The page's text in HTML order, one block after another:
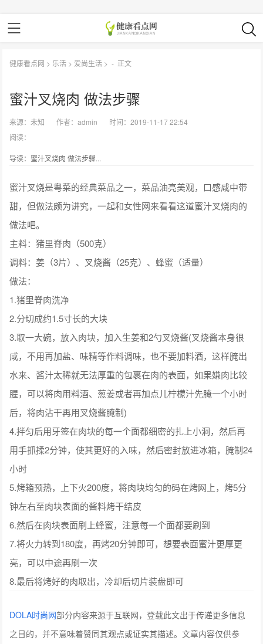
健康看点网 > 乐活 > 爱尚生活 > - 正文
蜜汁叉烧肉 做法步骤
来源：未知 作者：admin
时间：2019-11-17 22:54
阅读：
导读：蜜汁叉烧肉 做法步骤...
蜜汁叉烧是粤菜的经典菜品之一，菜品油亮美观，口感咸中带
甜，但做法颇为讲究，一起和女性网来看看这道蜜汁叉烧肉的
做法吧。
主料：猪里脊肉（500克）
调料：姜（3片）、叉烧酱（25克）、蜂蜜（适量）
做法：
1.猪里脊肉洗净
2.分切成约1.5寸长的大块
3.取一大碗，放入肉块，加入生姜和2勺叉烧酱(叉烧酱本身很
咸，不用再加盐、味精等作料调味，也不要加料酒，这样腌出
水来、酱汁太稀就无法厚重的包裹在肉的表面，如果嫌肉比较
腥，可以将肉用料酒、葱姜或者再加点儿柠檬汁先腌一个小时
后，将肉沾干再用叉烧酱腌制)
4.拌匀后用牙签在肉块的每一个面都细密的扎上小洞，然后再
用手抓揉2分钟，使其更好的入味，然后密封放进冰箱，腌制24
小时
5.烤箱预热，上下火200度，将肉块均匀的码在烤网上，烤5分
钟左右至肉块表面的酱料烤干结皮
6.然后在肉块表面刷上蜂蜜，注意每一个面都要刷到
7.将火力转到180度，再烤20分钟即可，想要表面蜜汁更厚更
亮，可以中途再刷一次
8.最后将烤好的肉取出，冷却后切片装盘即可
DOLA时尚网部分内容来源于互联网，登载此文出于传递更多信息
之目的，并不意味着赞同其观点或证实其描述。文章内容仅供参